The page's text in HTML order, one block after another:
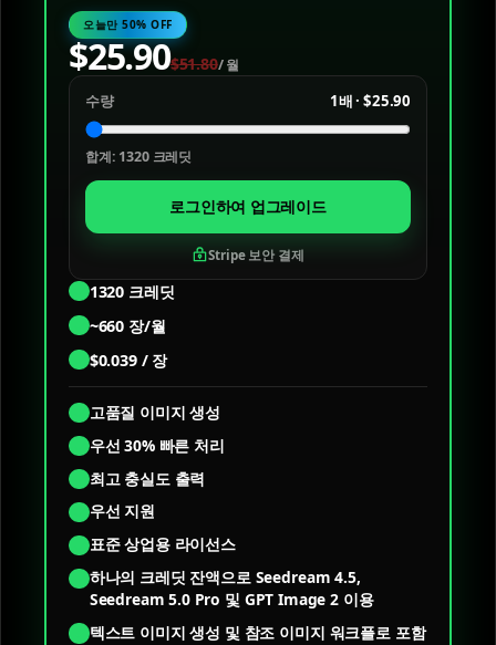
오늘만 50% OFF
$25.90$51.80/월
수량 1배·$25.90
합계: 1320 크레딧
로그인하여 업그레이드
Stripe 보안 결제
1320 크레딧
~660 장/월
$0.039 / 장
고품질 이미지 생성
우선 30% 빠른 처리
최고 충실도 출력
우선 지원
표준 상업용 라이선스
하나의 크레딧 잔액으로 Seedream 4.5,
Seedream 5.0 Pro 및 GPT Image 2 이용
텍스트 이미지 생성 및 참조 이미지 워크플로 포함